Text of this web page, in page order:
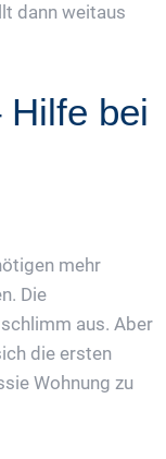
dann weitaus
Hilfe bei
mehr
Die
aus. Aber
die ersten
Wohnung zu